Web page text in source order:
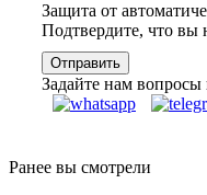
Защита от
Подтвердите, что вы
Задайте нам вопросы
Ранее вы смотрели